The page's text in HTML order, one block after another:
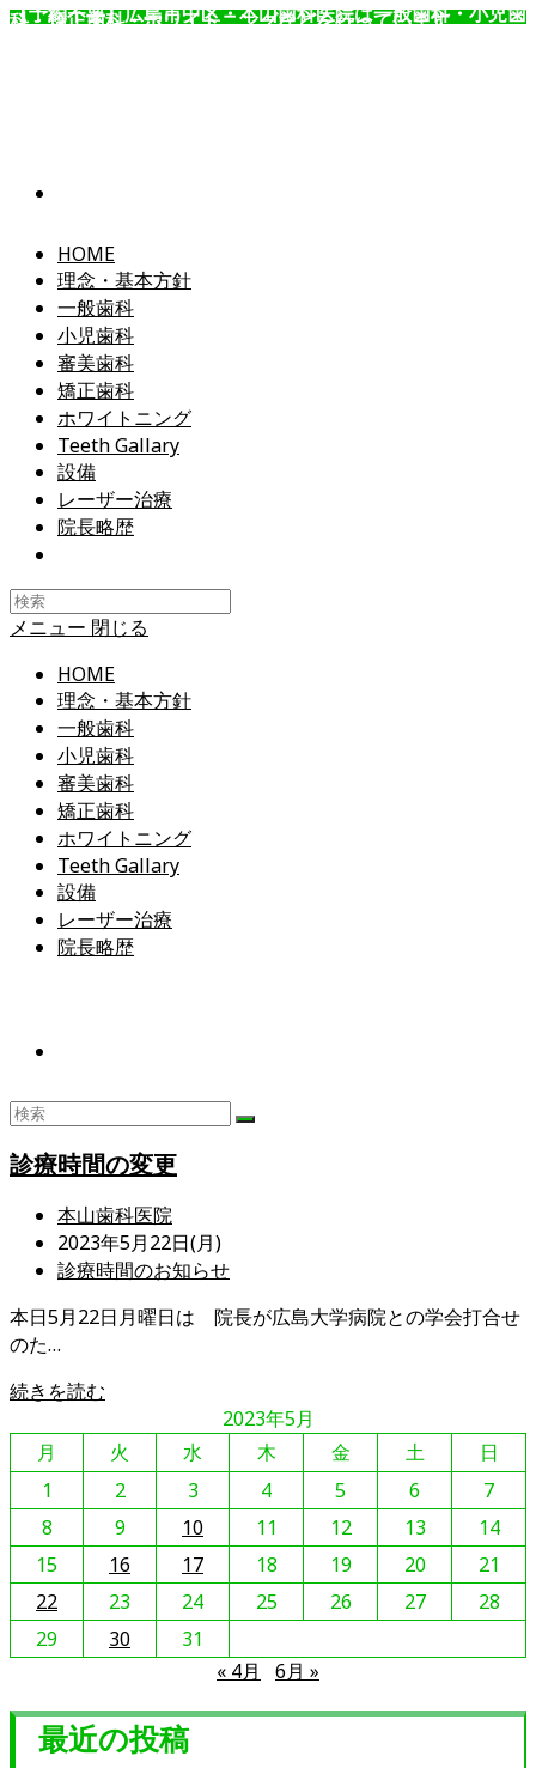
コ
【予約不要】広島市中区・本山歯科医院は一般歯科・小児歯
科・矯正歯科・ホワイトニングなどを行っています。
HOME
理念・基本方針
一般歯科
小児歯科
審美歯科
矯正歯科
ホワイトニング
Teeth Gallary
設備
レーザー治療
院長略歴
メニュー 閉じる
HOME
理念・基本方針
一般歯科
小児歯科
審美歯科
矯正歯科
ホワイトニング
Teeth Gallary
設備
レーザー治療
院長略歴
診療時間の変更
投
稿
者:
本山歯科医院
投
稿
開
日:
2023年5月22日(月)
投
カ
テ
ゴ
リ
ー:
診療時間のお知らせ
本日5月22日月曜日は 院長が広島大学病院との学会打合せ
のた…
続きを読む
時
間
の
変
更
2023年5月
月
火 水 木 金 土
日
1
2 3 4 5 6
7
8
9 10 11 12 13
14
15
16 17 18 19 20
21
22
23 24 25 26 27
28
29
30
31
« 4月
6月 »
最近の投稿